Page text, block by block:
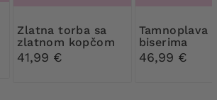
Zlatna torba sa
zlatnom kopčom
41,99 €
Tamnoplava sako s
biserima
46,99 €